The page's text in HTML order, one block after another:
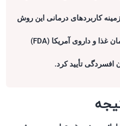
زمینه کاربردهای درمانی این روش
انجام شد. در سال ۲۰۰۸، سازمان غذا و داروی آمریکا (FDA)